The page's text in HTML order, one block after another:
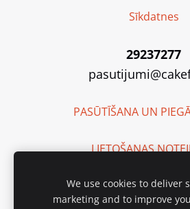
Sīkdatnes
29237277
PASŪTĪŠANA UN
LIETOŠANAS
SIA "Cake Fab"
Reģ. Nr.
We use cookies to deliver
marketing and to improve